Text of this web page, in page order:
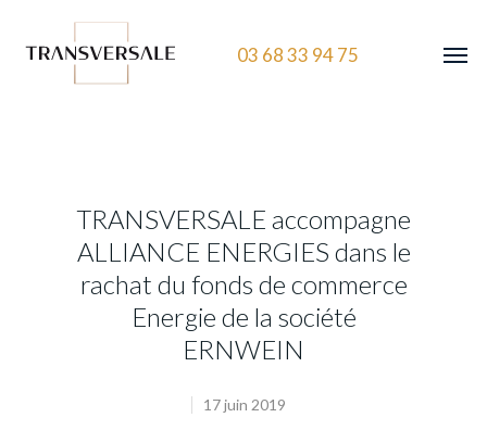
03 68 33 94 75
TRANSVERSALE accompagne
ALLIANCE ENERGIES dans le
rachat du fonds de commerce
Energie de la société
ERNWEIN
17 juin 2019